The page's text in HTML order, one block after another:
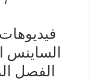
الساينس
الفصل